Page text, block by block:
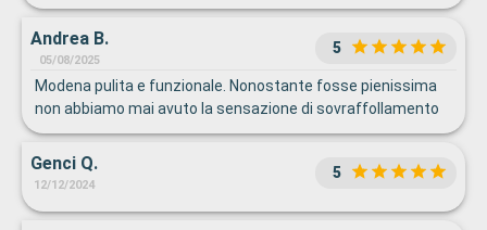
Andrea B.
05/08/2025
5
Modena pulita e funzionale. Nonostante fosse pienissima
non abbiamo mai avuto la sensazione di sovraffollamento
Genci Q.
12/12/2024
5